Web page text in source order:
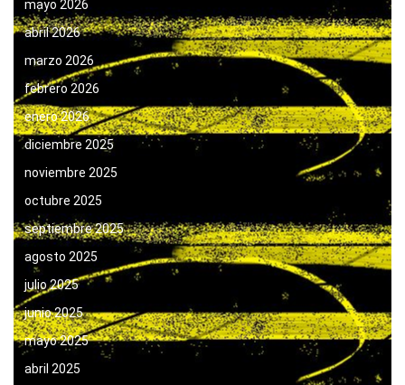
mayo 2026
abril 2026
marzo 2026
febrero 2026
enero 2026
diciembre 2025
noviembre 2025
octubre 2025
septiembre 2025
agosto 2025
julio 2025
junio 2025
mayo 2025
abril 2025